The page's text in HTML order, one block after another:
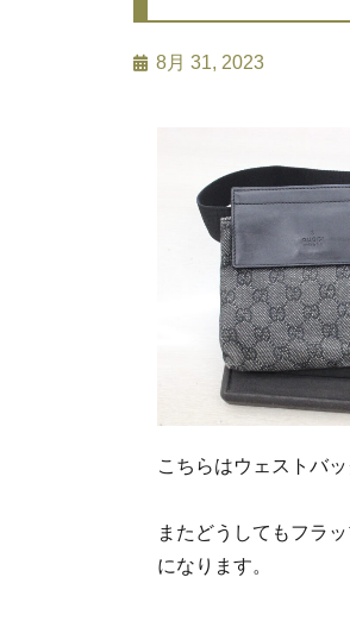
8月 31, 2023
こちらはウェストバ
またどうしてもフラ
になります。